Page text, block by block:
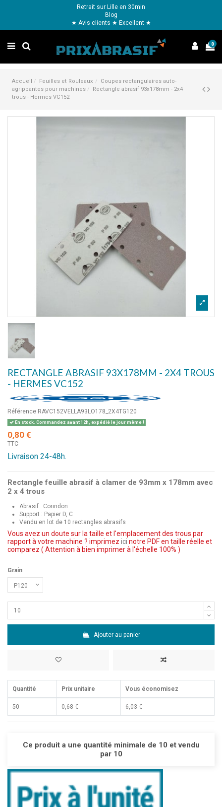
Retrait sur Lille en 30min
Blog
★ Avis clients ★ Excellent ★
0
Accueil Feuilles et Rouleaux
Coupes rectangulaires auto-
agrippantes pour machines
Rectangle abrasif 93x178mm - 2x4
trous - Hermes VC152
RECTANGLE ABRASIF 93X178MM - 2X4 TROUS
- HERMES VC152
Référence RAVC152VELLA93LO178_2X4TG120
En stock. Commandez avant 12h, expédié le jour même !
0,80 €
TTC
Livraison 24-48h.
Rectangle feuille abrasif à clamer de 93mm x 178mm avec
2 x 4 trous
Abrasif : Corindon
Support : Papier D, C
Vendu en lot de 10 rectangles abrasifs
Vous avez un doute sur la taille et l'emplacement des trous par
rapport à votre machine ? imprimez ici notre PDF en taille réelle et
comparez ( Attention à bien imprimer à l'échelle 100% )
Grain
Ajouter au panier
Quantité Prix unitaire Vous économisez
50 0,68 € 6,03 €
Ce produit a une quantité minimale de 10 et vendu
par 10